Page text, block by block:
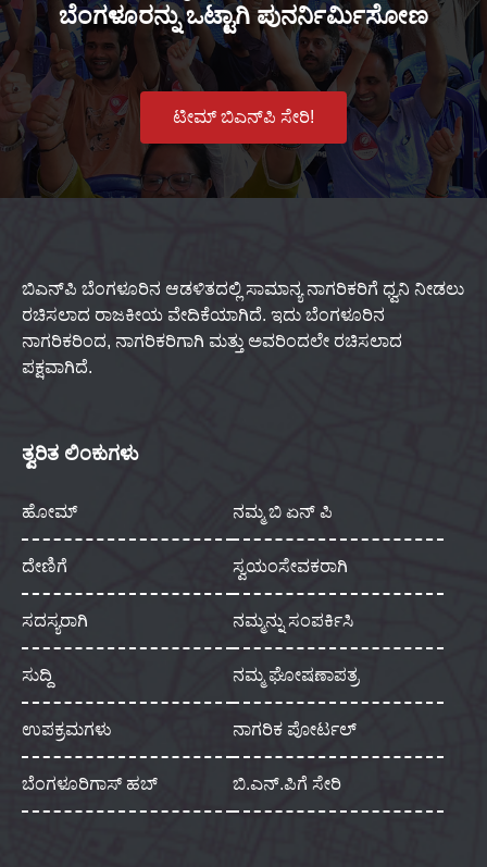
ಬೆಂಗಳೂರನ್ನು ಒಟ್ಟಾಗಿ ಪುನರ್ನಿರ್ಮಿಸೋಣ
ಟೀಮ್ ಬಿಎನ್‌ಪಿ ಸೇರಿ!
ಬಿಎನ್‌ಪಿ ಬೆಂಗಳೂರಿನ ಆಡಳಿತದಲ್ಲಿ ಸಾಮಾನ್ಯ ನಾಗರಿಕರಿಗೆ ಧ್ವನಿ ನೀಡಲು
ರಚಿಸಲಾದ ರಾಜಕೀಯ ವೇದಿಕೆಯಾಗಿದೆ. ಇದು ಬೆಂಗಳೂರಿನ
ನಾಗರಿಕರಿಂದ, ನಾಗರಿಕರಿಗಾಗಿ ಮತ್ತು ಅವರಿಂದಲೇ ರಚಿಸಲಾದ
ಪಕ್ಷವಾಗಿದೆ.
ತ್ವರಿತ ಲಿಂಕುಗಳು
ಹೋಮ್ ನಮ್ಮ ಬಿ ಏನ್ ಪಿ
ದೇಣಿಗೆ ಸ್ವಯಂಸೇವಕರಾಗಿ
ಸದಸ್ಯರಾಗಿ ನಮ್ಮನ್ನು ಸಂಪರ್ಕಿಸಿ
ಸುದ್ದಿ ನಮ್ಮ ಘೋಷಣಾಪತ್ರ
ಉಪಕ್ರಮಗಳು ನಾಗರಿಕ ಪೋರ್ಟಲ್
ಬೆಂಗಳೂರಿಗಾಸ್ ಹಬ್ ಬಿ.ಎನ್.ಪಿಗೆ ಸೇರಿ